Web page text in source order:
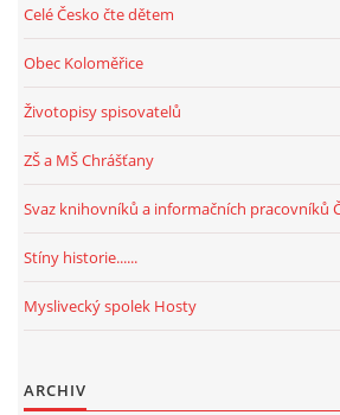
Celé Česko čte dětem
Obec Koloměřice
Životopisy spisovatelů
ZŠ a MŠ Chrášťany
Svaz knihovníků a informačních pracovníků
Stíny historie......
Myslivecký spolek Hosty
ARCHIV